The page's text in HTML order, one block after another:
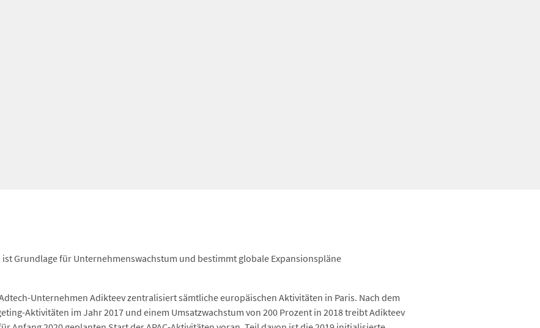
Grundlage für Unternehmenswachstum und bestimmt globale Expansionspläne
Unternehmen Adikteev zentralisiert sämtliche europäischen Aktivitäten in Paris. Nach dem
Aktivitäten im Jahr 2017 und einem Umsatzwachstum von 200 Prozent in 2018 treibt Adikteev